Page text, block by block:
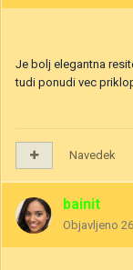
Je bolj elegantna
tudi ponudi vec
Navedek
bainit
Objavljeno